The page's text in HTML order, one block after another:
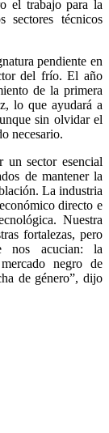
el trabajo para la
sectores técnicos
pendiente en
del frío. El año
de la primera
lo que ayudará a
sin olvidar el
necesario.
sector esencial
de mantener la
La industria
directo e
Nuestra
fortalezas, pero
nos acucian: la
negro de
de género”, dijo